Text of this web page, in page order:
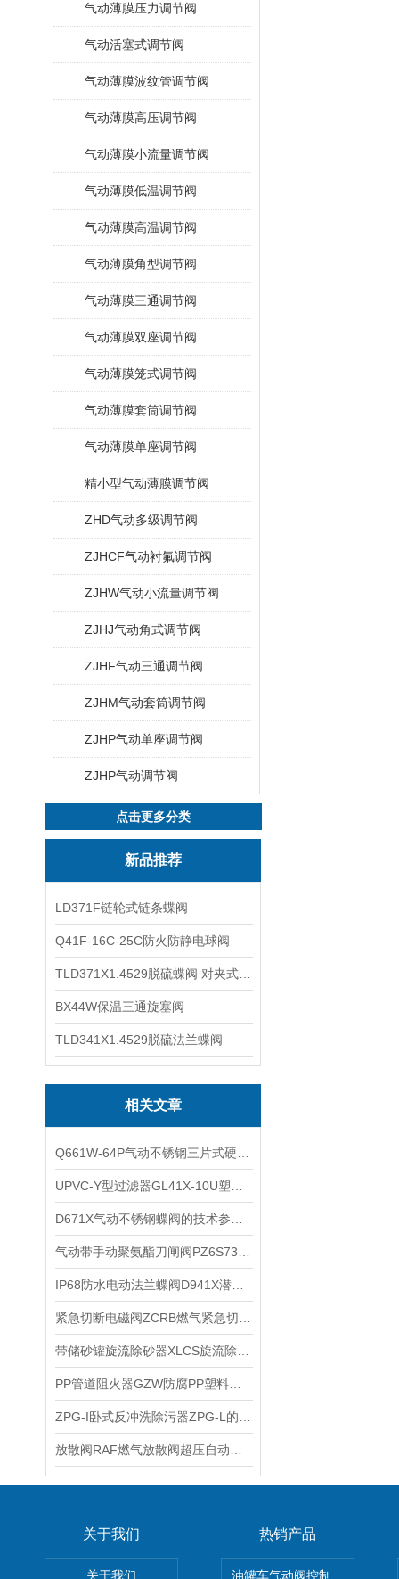
气动薄膜压力调节阀
气动活塞式调节阀
气动薄膜波纹管调节阀
气动薄膜高压调节阀
气动薄膜小流量调节阀
气动薄膜低温调节阀
气动薄膜高温调节阀
气动薄膜角型调节阀
气动薄膜三通调节阀
气动薄膜双座调节阀
气动薄膜笼式调节阀
气动薄膜套筒调节阀
气动薄膜单座调节阀
精小型气动薄膜调节阀
ZHD气动多级调节阀
ZJHCF气动衬氟调节阀
ZJHW气动小流量调节阀
ZJHJ气动角式调节阀
ZJHF气动三通调节阀
ZJHM气动套筒调节阀
ZJHP气动单座调节阀
ZJHP气动调节阀
点击更多分类
新品推荐
LD371F链轮式链条蝶阀
Q41F-16C-25C防火防静电球阀
BX44W保温三通旋塞阀
TLD341X1.4529脱硫法兰蝶阀
相关文章
关于我们
关于我们
热销产品
油罐车气动阀控制气动组合